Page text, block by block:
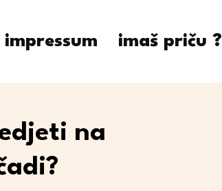
impressum imaš priču ?
na